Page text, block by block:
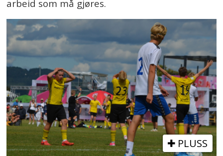
arbeid som må gjøres.
PLUSS